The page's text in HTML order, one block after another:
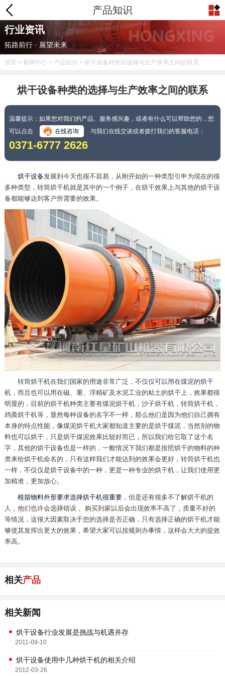
产品知识
行业资讯
拓路前行 · 展望未来
首页 > 新闻中心> 产品知识 > 烘干设备种类的选择与生产效率之间的联系
烘干设备种类的选择与生产效率之间的联系
温馨提示：如果您对我们的产品、服务感兴趣，或者有什么可以帮助您的，您
可以点击
在线咨询 与我们在线交谈或者拨打我们的客服电话：
0371-6777 2626
烘干设备发展到今天也很不容易，从刚开始的一种类型引申为现在的很
多种类型，转筒烘干机就是其中的一个例子，在烘干效果上与其他的烘干设
备都能够达到客户所需要的效果。
转筒烘干机在我们国家的用途非常广泛，不仅仅可以用在煤泥的烘干
机，而且也可以用在磁、重、浮精矿及水泥工业的粘土的烘干上，效果都很
明显的，目前的烘干机种类主要有煤泥烘干机，沙子烘干机，转筒烘干机，
鸡粪烘干机等，显然每种设备的名字不一样，那么他们是因为他们自己拥有
本身的特点性能，像煤泥烘干机大家都知道主要的是烘干煤泥，当然别的物
料也可以烘干，只是烘干煤泥效果比较好而已，所以我们给它取了这个名
字，其他的烘干设备也是一样的，一般情况下我们都是按照烘干的物料的种
类来给烘干机命名的，只有这样我们才能达到的效果会更好，转筒烘干机也
一样，不仅仅是烘干设备中的一种，更是一种专业的烘干机，让我们使用更
加精准，更加放心。
根据物料外形要求选择烘干机很重要，但是还有很多不了解烘干机的
人，他们也许会选择错误， 购买到家以后会出现效率不高了，质量不好的
等情况，这很大因素取决于您的选择是否正确，只有选择正确的烘干机才能
够使其发挥出更大的效果，希望大家可以按规则办事情，这样会大大的提效
率高。
相关产品
相关新闻
烘干设备行业发展是挑战与机遇并存
2011-09-10
烘干设备使用中几种烘干机的相关介绍
2012-03-26